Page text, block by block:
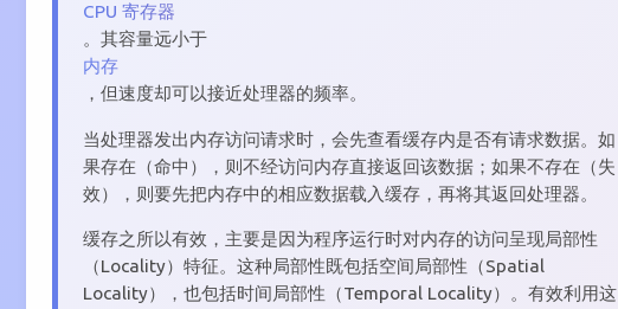
CPU 寄存器
。其容量远小于
内存
，但速度却可以接近处理器的频率。
当处理器发出内存访问请求时，会先查看缓存内是否有请求数据。如
果存在（命中），则不经访问内存直接返回该数据；如果不存在（失
效），则要先把内存中的相应数据载入缓存，再将其返回处理器。
缓存之所以有效，主要是因为程序运行时对内存的访问呈现局部性
（Locality）特征。这种局部性既包括空间局部性（Spatial
Locality），也包括时间局部性（Temporal Locality）。有效利用这